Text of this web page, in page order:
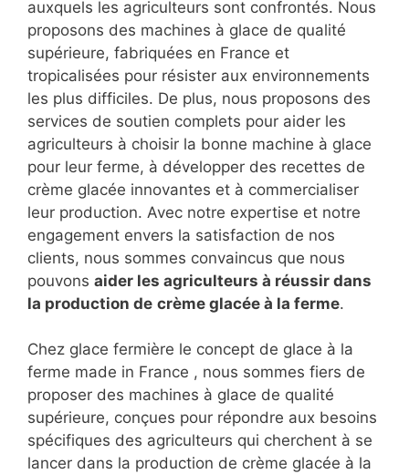
auxquels les agriculteurs sont confrontés. Nous
proposons des machines à glace de qualité
supérieure, fabriquées en France et
tropicalisées pour résister aux environnements
les plus difficiles. De plus, nous proposons des
services de soutien complets pour aider les
agriculteurs à choisir la bonne machine à glace
pour leur ferme, à développer des recettes de
crème glacée innovantes et à commercialiser
leur production. Avec notre expertise et notre
engagement envers la satisfaction de nos
clients, nous sommes convaincus que nous
pouvons aider les agriculteurs à réussir dans
la production de crème glacée à la ferme.
Chez glace fermière le concept de glace à la
ferme made in France , nous sommes fiers de
proposer des machines à glace de qualité
supérieure, conçues pour répondre aux besoins
spécifiques des agriculteurs qui cherchent à se
lancer dans la production de crème glacée à la